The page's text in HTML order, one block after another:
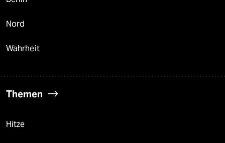
Nord
Wahrheit
Themen
Hitze